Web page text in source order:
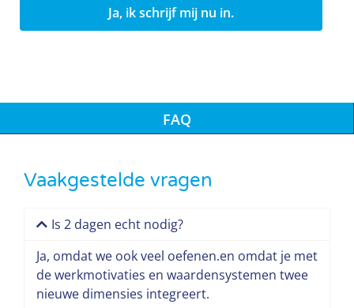
Ja, ik schrijf mij nu in.
FAQ
Vaakgestelde vragen
Is 2 dagen echt nodig?
Ja, omdat we ook veel oefenen.en omdat je met
de werkmotivaties en waardensystemen twee
nieuwe dimensies integreert.